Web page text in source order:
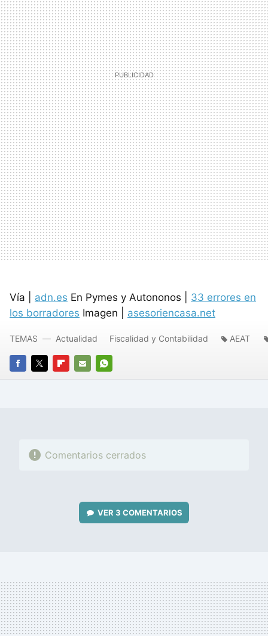
Vía | adn.es En Pymes y Autononos | 33 errores en
los borradores Imagen | asesoriencasa.net
FACEBOOK
TWITTERFLIPBOARD
E-
WHATSAPP
TEMAS Actualidad Fiscalidad y Contabilidad AEAT
Comentarios cerrados
VER 3 COMENTARIOS